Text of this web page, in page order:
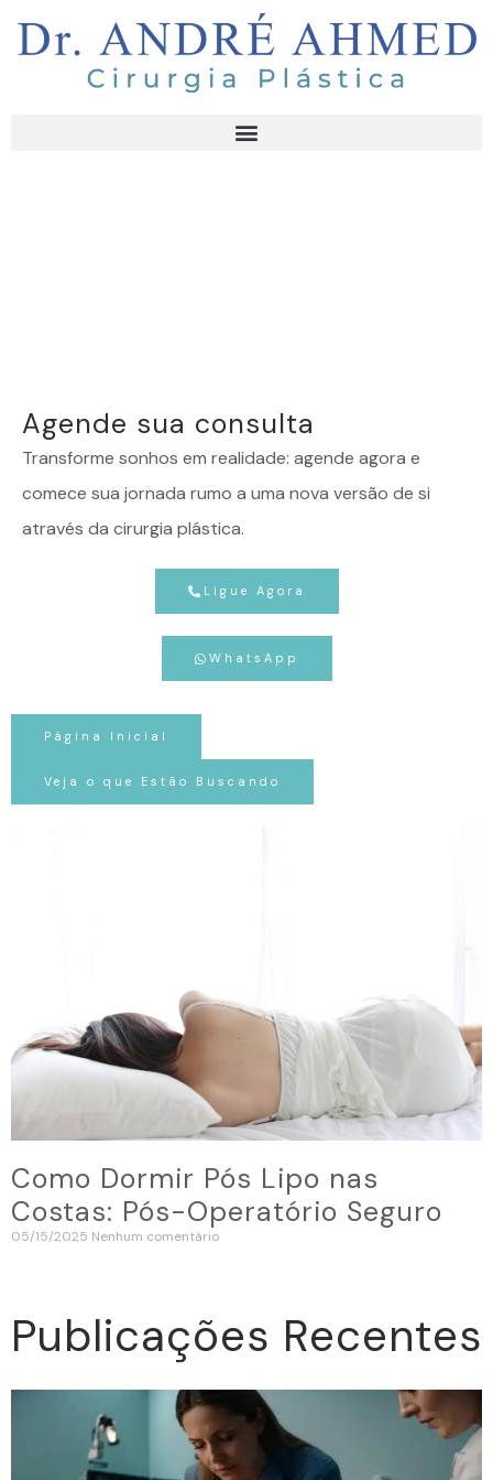
Agende sua consulta
Transforme sonhos em realidade: agende agora e
comece sua jornada rumo a uma nova versão de si
através da cirurgia plástica.
Ligue Agora
WhatsApp
Página Inicial
Veja o que Estão Buscando
Como Dormir Pós Lipo nas
Costas: Pós-Operatório Seguro
05/15/2025 Nenhum comentário
Publicações Recentes